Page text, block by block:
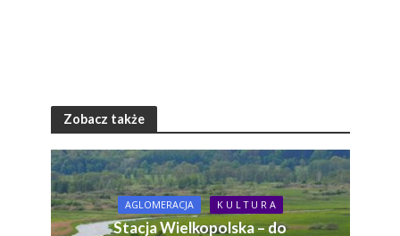
Zobacz także
AGLOMERACJA K U L T U R A
Stacja Wielkopolska – do